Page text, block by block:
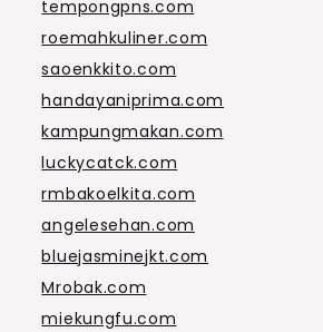
tempongpns.com
roemahkuliner.com
saoenkkito.com
handayaniprima.com
kampungmakan.com
luckycatck.com
rmbakoelkita.com
angelesehan.com
bluejasminejkt.com
Mrobak.com
miekungfu.com